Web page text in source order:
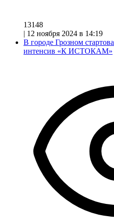
13148
| 12 ноября 2024 в 14:19
В городе Грозном
интенсив «К ИСТОКАМ»